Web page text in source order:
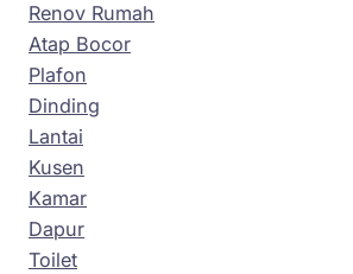
Renov Rumah
Atap Bocor
Plafon
Dinding
Lantai
Kusen
Kamar
Dapur
Toilet